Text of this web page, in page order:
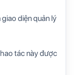
diện quản lý
tác này được